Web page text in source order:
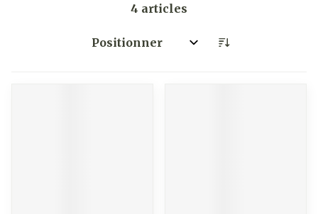
4 articles
Trier par: